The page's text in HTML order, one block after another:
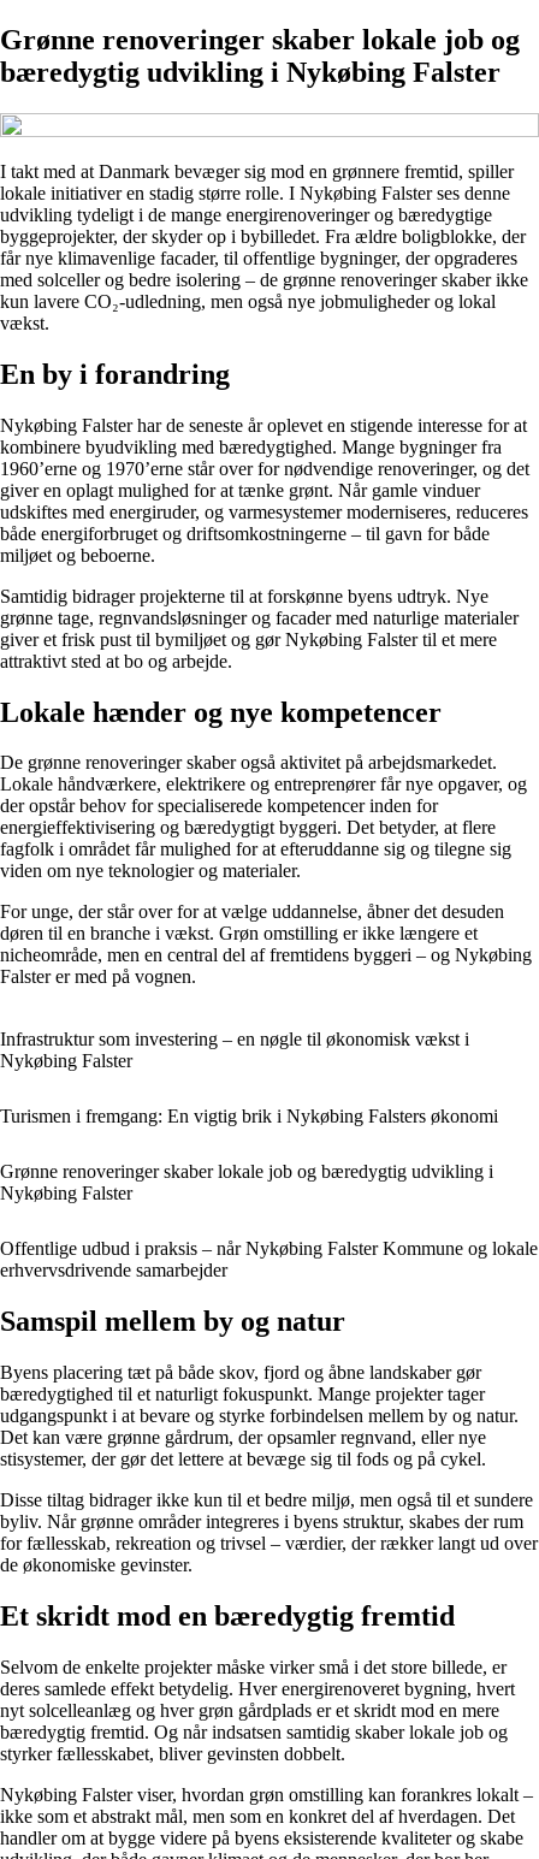
Grønne renoveringer skaber lokale job og
bæredygtig udvikling i Nykøbing Falster
I takt med at Danmark bevæger sig mod en grønnere fremtid, spiller
lokale initiativer en stadig større rolle. I Nykøbing Falster ses denne
udvikling tydeligt i de mange energirenoveringer og bæredygtige
byggeprojekter, der skyder op i bybilledet. Fra ældre boligblokke, der
får nye klimavenlige facader, til offentlige bygninger, der opgraderes
med solceller og bedre isolering – de grønne renoveringer skaber ikke
kun lavere CO₂-udledning, men også nye jobmuligheder og lokal
vækst.
En by i forandring
Nykøbing Falster har de seneste år oplevet en stigende interesse for at
kombinere byudvikling med bæredygtighed. Mange bygninger fra
1960’erne og 1970’erne står over for nødvendige renoveringer, og det
giver en oplagt mulighed for at tænke grønt. Når gamle vinduer
udskiftes med energiruder, og varmesystemer moderniseres, reduceres
både energiforbruget og driftsomkostningerne – til gavn for både
miljøet og beboerne.
Samtidig bidrager projekterne til at forskønne byens udtryk. Nye
grønne tage, regnvandsløsninger og facader med naturlige materialer
giver et frisk pust til bymiljøet og gør Nykøbing Falster til et mere
attraktivt sted at bo og arbejde.
Lokale hænder og nye kompetencer
De grønne renoveringer skaber også aktivitet på arbejdsmarkedet.
Lokale håndværkere, elektrikere og entreprenører får nye opgaver, og
der opstår behov for specialiserede kompetencer inden for
energieffektivisering og bæredygtigt byggeri. Det betyder, at flere
fagfolk i området får mulighed for at efteruddanne sig og tilegne sig
viden om nye teknologier og materialer.
For unge, der står over for at vælge uddannelse, åbner det desuden
døren til en branche i vækst. Grøn omstilling er ikke længere et
nicheområde, men en central del af fremtidens byggeri – og Nykøbing
Falster er med på vognen.
Infrastruktur som investering – en nøgle til økonomisk vækst i
Nykøbing Falster
Turismen i fremgang: En vigtig brik i Nykøbing Falsters økonomi
Grønne renoveringer skaber lokale job og bæredygtig udvikling i
Nykøbing Falster
Offentlige udbud i praksis – når Nykøbing Falster Kommune og lokale
erhvervsdrivende samarbejder
Samspil mellem by og natur
Byens placering tæt på både skov, fjord og åbne landskaber gør
bæredygtighed til et naturligt fokuspunkt. Mange projekter tager
udgangspunkt i at bevare og styrke forbindelsen mellem by og natur.
Det kan være grønne gårdrum, der opsamler regnvand, eller nye
stisystemer, der gør det lettere at bevæge sig til fods og på cykel.
Disse tiltag bidrager ikke kun til et bedre miljø, men også til et sundere
byliv. Når grønne områder integreres i byens struktur, skabes der rum
for fællesskab, rekreation og trivsel – værdier, der rækker langt ud over
de økonomiske gevinster.
Et skridt mod en bæredygtig fremtid
Selvom de enkelte projekter måske virker små i det store billede, er
deres samlede effekt betydelig. Hver energirenoveret bygning, hvert
nyt solcelleanlæg og hver grøn gårdplads er et skridt mod en mere
bæredygtig fremtid. Og når indsatsen samtidig skaber lokale job og
styrker fællesskabet, bliver gevinsten dobbelt.
Nykøbing Falster viser, hvordan grøn omstilling kan forankres lokalt –
ikke som et abstrakt mål, men som en konkret del af hverdagen. Det
handler om at bygge videre på byens eksisterende kvaliteter og skabe